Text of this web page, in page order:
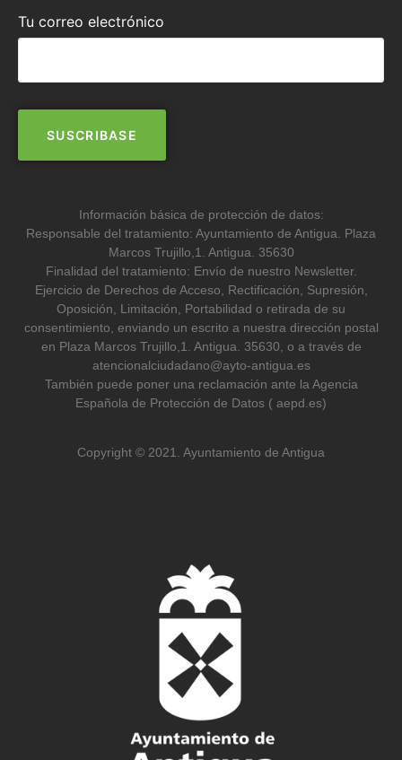
Tu correo electrónico
Información básica de protección de datos:
Responsable del tratamiento: Ayuntamiento de Antigua. Plaza
Marcos Trujillo,1. Antigua. 35630
Finalidad del tratamiento: Envío de nuestro Newsletter.
Ejercicio de Derechos de Acceso, Rectificación, Supresión,
Oposición, Limitación, Portabilidad o retirada de su
consentimiento, enviando un escrito a nuestra dirección postal
en Plaza Marcos Trujillo,1. Antigua. 35630, o a través de
atencionalciudadano@ayto-antigua.es
También puede poner una reclamación ante la Agencia
Española de Protección de Datos ( aepd.es)
Copyright © 2021. Ayuntamiento de Antigua